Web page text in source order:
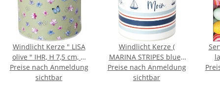
Windlicht Kerze " LISA
olive " IHR, H 7,5 cm, D
7,5 cm
Preise nach Anmeldung
sichtbar
Windlicht Kerze (
MARINA STRIPES blue )
IHR, H 10 cm, D 9 cm
Preise nach Anmeldung
sichtbar
Packung